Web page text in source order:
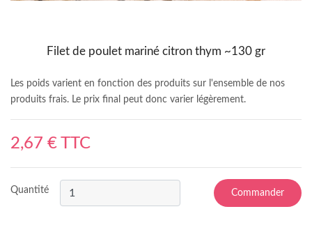
Filet de poulet mariné citron thym ~130 gr
Les poids varient en fonction des produits sur l'ensemble de nos
produits frais. Le prix final peut donc varier légèrement.
2,67 € TTC
Quantité Commander